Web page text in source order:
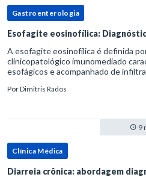
Gastroenterologia
Esofagite eosinofílica:
A esofagite eosinofílica é definida
clinicopatológico imunomediado
esofágicos e acompanhado de
refluxo gastr
PorDimitris Rados
9
Clínica Médica
Diarreia crônica: abordagem